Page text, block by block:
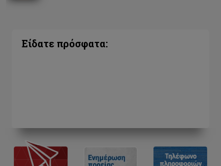
Είδατε πρόσφατα: